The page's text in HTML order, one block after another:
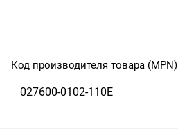
Код производителя товара (MPN)
027600-0102-110E